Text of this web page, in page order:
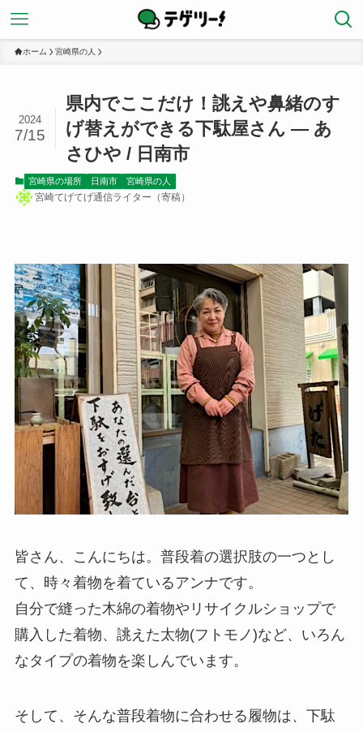
ホーム 宮崎県の人
県内でここだけ！誂えや鼻緒のす
げ替えができる下駄屋さん ― あ
さひや / 日南市
2024
7/15
宮崎県の場所 日南市 宮崎県の人
宮崎てげてげ通信ライター（寄稿）
皆さん、こんにちは。普段着の選択肢の一つとし
て、時々着物を着ているアンナです。
自分で縫った木綿の着物やリサイクルショップで
購入した着物、誂えた太物(フトモノ)など、いろん
なタイプの着物を楽しんでいます。
そして、そんな普段着物に合わせる履物は、下駄